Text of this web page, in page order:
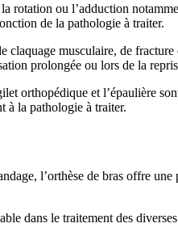
rotation ou l’adduction
de la pathologie à traiter.
claquage musculaire, de
prolongée ou lors de la
orthopédique et l’épaulière
à la pathologie à traiter.
l’orthèse de bras offre
dans le traitement des